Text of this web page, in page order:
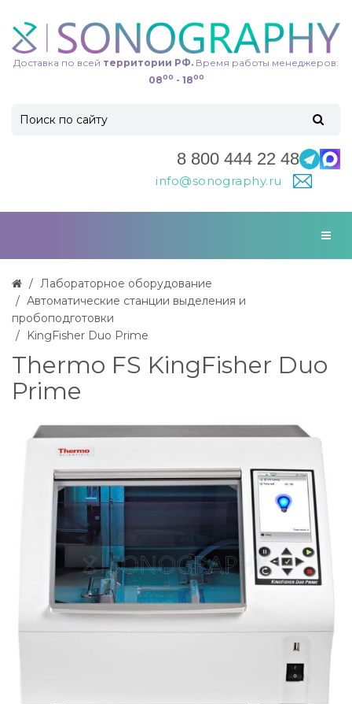
Доставка по всей территории РФ. Время работы менеджеров:
0800 - 1800
8 800 444 22 48
info@sonography.ru
Лабораторное оборудование
Автоматические станции выделения и
пробоподготовки
KingFisher Duo Prime
Thermo FS KingFisher Duo
Prime